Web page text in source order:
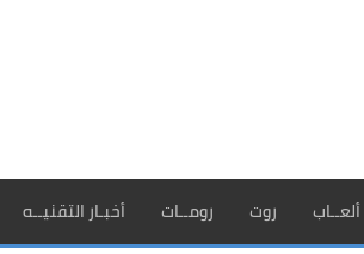
الرئيسية
ألعــاب روت رومــات أخبـار التقنيــه